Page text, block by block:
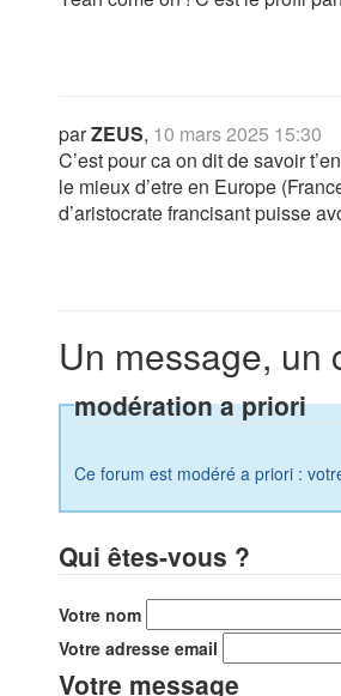
parZEUS, 10 mars 2025 15:30
C’est pour ca on dit de savoir
le mieux d’etre en Europe
d’aristocrate francisant puisse
Un message, un
modération a priori
Ce forum est modéré a priori :
Qui êtes-vous ?
Votre nom
Votre adresse email
Votre message